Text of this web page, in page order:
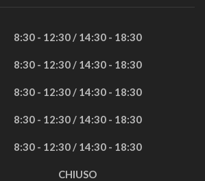
8:30 - 12:30 / 14:30 - 18:30
8:30 - 12:30 / 14:30 - 18:30
8:30 - 12:30 / 14:30 - 18:30
8:30 - 12:30 / 14:30 - 18:30
8:30 - 12:30 / 14:30 - 18:30
CHIUSO